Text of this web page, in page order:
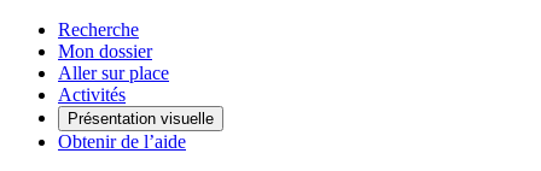
Recherche
Mon dossier
Aller sur place
Activités
Présentation visuelle
Obtenir de l’aide